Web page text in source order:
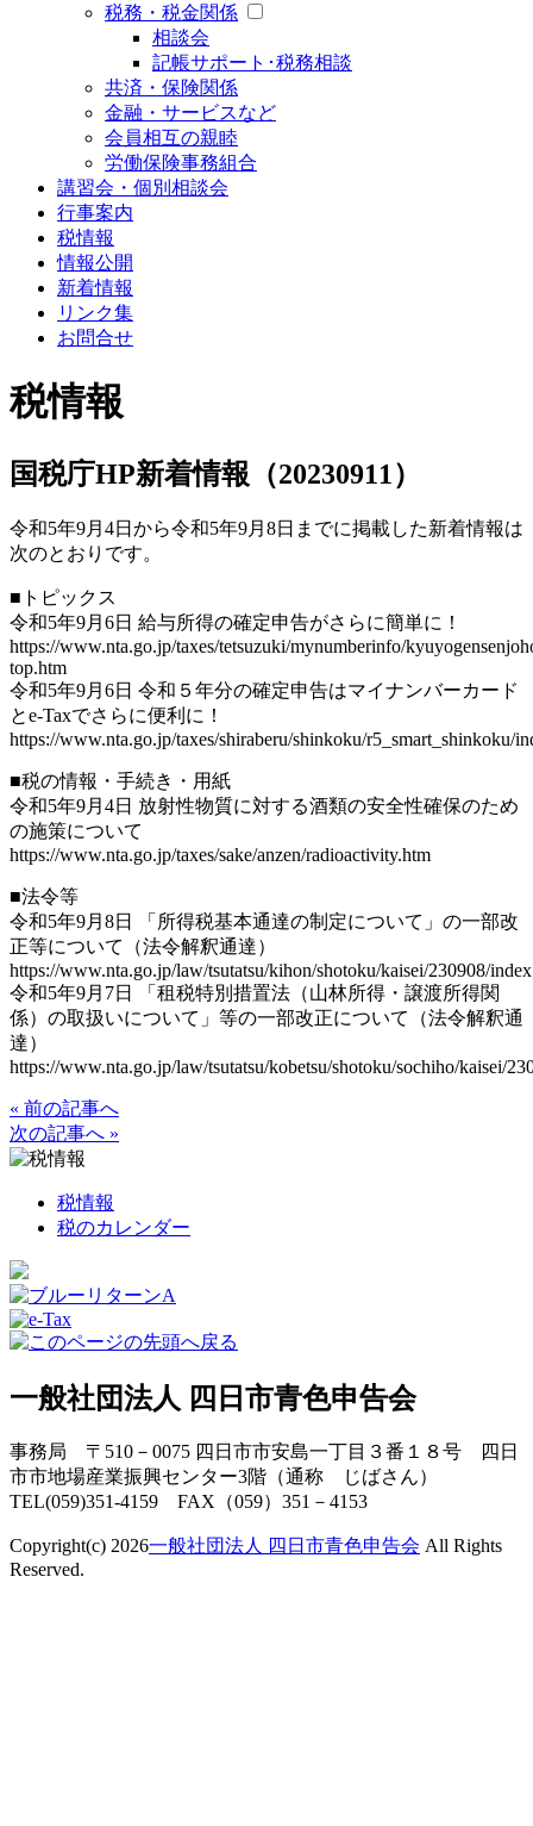
税務・税金関係
相談会
記帳サポート･税務相談
共済・保険関係
金融・サービスなど
会員相互の親睦
労働保険事務組合
講習会・個別相談会
行事案内
税情報
情報公開
新着情報
リンク集
お問合せ
税情報
国税庁HP新着情報（20230911）
令和5年9月4日から令和5年9月8日までに掲載した新着情報は
次のとおりです。
■トピックス
令和5年9月6日 給与所得の確定申告がさらに簡単に！
https://www.nta.go.jp/taxes/tetsuzuki/mynumberinfo/
top.htm
令和5年9月6日 令和５年分の確定申告はマイナンバーカード
とe-Taxでさらに便利に！
https://www.nta.go.jp/taxes/shiraberu/shinkoku/r5_smart_shinkoku/
■税の情報・手続き・用紙
令和5年9月4日 放射性物質に対する酒類の安全性確保のため
の施策について
https://www.nta.go.jp/taxes/sake/anzen/radioactivity.htm
■法令等
令和5年9月8日 「所得税基本通達の制定について」の一部改
正等について（法令解釈通達）
https://www.nta.go.jp/law/tsutatsu/kihon/shotoku/kaisei/230908/
令和5年9月7日 「租税特別措置法（山林所得・譲渡所得関
係）の取扱いについて」等の一部改正について（法令解釈通
達）
https://www.nta.go.jp/law/tsutatsu/kobetsu/shotoku/sochiho/kaisei/
« 前の記事へ
次の記事へ »
税情報
税のカレンダー
一般社団法人 四日市青色申告会
事務局 〒510－0075 四日市市安島一丁目３番１８号 四日
市市地場産業振興センター3階（通称 じばさん）
TEL(059)351-4159 FAX（059）351－4153
Copyright(c) 2026一般社団法人 四日市青色申告会 All Rights
Reserved.